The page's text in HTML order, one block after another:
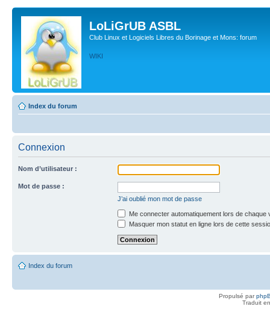
LoLiGrUB ASBL
Club Linux et Logiciels Libres du Borinage et Mons: forum
WIKI
Index du forum
Connexion
Nom d’utilisateur :
Mot de passe :
J’ai oublié mon mot de passe
Me connecter automatiquement lors de chaque
Masquer mon statut en ligne lors de cette
Index du forum
Propulsé par
Traduit